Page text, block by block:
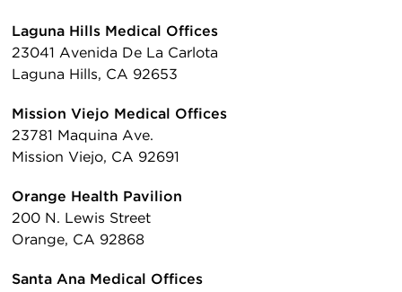
Laguna Hills Medical Offices
23041 Avenida De La Carlota
Laguna Hills, CA 92653
Mission Viejo Medical Offices
23781 Maquina Ave.
Mission Viejo, CA 92691
Orange Health Pavilion
200 N. Lewis Street
Orange, CA 92868
Santa Ana Medical Offices